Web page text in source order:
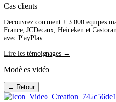
Cas clients
Découvrez comment + 3 000 équipes
France, JCDecaux, Heineken et
avec PlayPlay.
Lire les témoignages →
Modèles vidéo
← Retour